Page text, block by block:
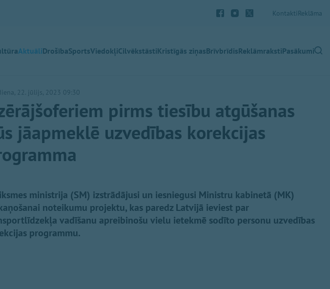
KontaktiReklāma
AktuāliDrošībaSportsViedokļiCilvēkstāstiKristīgās ziņasBrīvbrīdisReklāmrakstiPasākumi
22. jūlijs, 2023 09:30
pirms tiesību atgūšanas
jāapmeklē uzvedības korekcijas
ministrija (SM) izstrādājusi un iesniegusi Ministru kabinetā (MK)
noteikumu projektu, kas paredz Latvijā ieviest par
vadīšanu apreibinošu vielu ietekmē sodīto personu uzvedības
programmu.